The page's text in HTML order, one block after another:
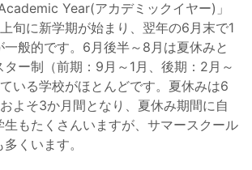
Year(アカデミックイヤー)」
旬に新学期が始まり、翌年の6月末で1
般的です。6月後半～8月は夏休みと
ー制（前期：9月～1月、後期：2月～
いる学校がほとんどです。夏休みは6
よそ3か月間となり、夏休み期間に自
生もたくさんいますが、サマースクール
くいます。